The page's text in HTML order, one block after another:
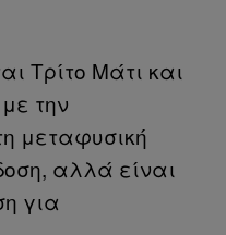
Τρίτο Μάτι και
την
μεταφυσική
αλλά είναι
για